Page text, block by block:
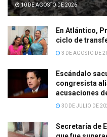
10 DE AGOSTO DE 2026
En Atlántico,
ciclo de
3 DE AGOSTO DE
Escándalo
congresista
acusaciones
30 DE JULIO DE
Secretaría de